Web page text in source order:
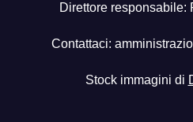
Direttore responsabile:
Contattaci:
Stock immagini di